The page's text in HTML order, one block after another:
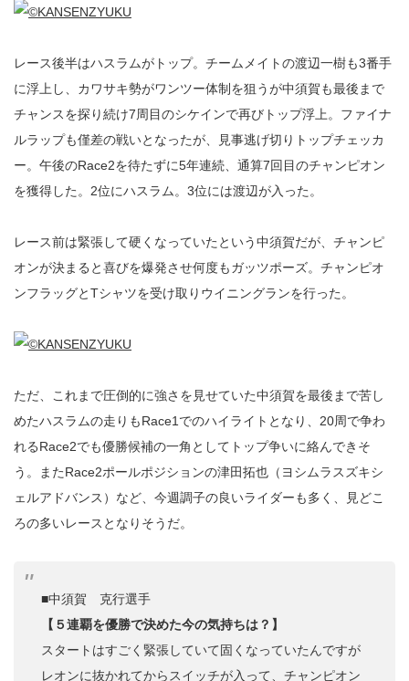
レース後半はハスラムがトップ。チームメイトの渡辺一樹も3番手
に浮上し、カワサキ勢がワンツー体制を狙うが中須賀も最後まで
チャンスを探り続け7周目のシケインで再びトップ浮上。ファイナ
ルラップも僅差の戦いとなったが、見事逃げ切りトップチェッカ
ー。午後のRace2を待たずに5年連続、通算7回目のチャンピオン
を獲得した。2位にハスラム。3位には渡辺が入った。
レース前は緊張して硬くなっていたという中須賀だが、チャンピ
オンが決まると喜びを爆発させ何度もガッツポーズ。チャンピオ
ンフラッグとTシャツを受け取りウイニングランを行った。
ただ、これまで圧倒的に強さを見せていた中須賀を最後まで苦し
めたハスラムの走りもRace1でのハイライトとなり、20周で争わ
れるRace2でも優勝候補の一角としてトップ争いに絡んできそ
う。またRace2ポールポジションの津田拓也（ヨシムラスズキシ
ェルアドバンス）など、今週調子の良いライダーも多く、見どこ
ろの多いレースとなりそうだ。
■中須賀 克行選手
【５連覇を優勝で決めた今の気持ちは？】
スタートはすごく緊張していて固くなっていたんですが
レオンに抜かれてからスイッチが入って、チャンピオン